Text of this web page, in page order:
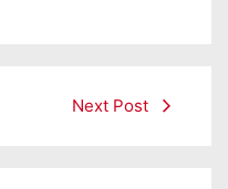
Next Post